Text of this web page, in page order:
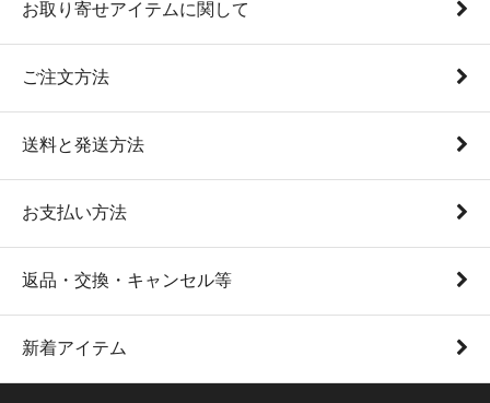
お取り寄せアイテムに関して
ご注文方法
送料と発送方法
お支払い方法
返品・交換・キャンセル等
新着アイテム